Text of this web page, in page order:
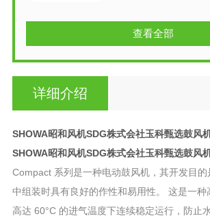
查看全部
详细介绍
SHOWA昭和风机SDG株式会社玉科甄选鼓风
SHOWA昭和风机SDG株式会社玉科甄选鼓风
Compact 系列是一种电动鼓风机，其开发目
中组装时具有良好的作性和易用性。 这是一种
高达 60°C 的进气温度下连续稳定运行，防止